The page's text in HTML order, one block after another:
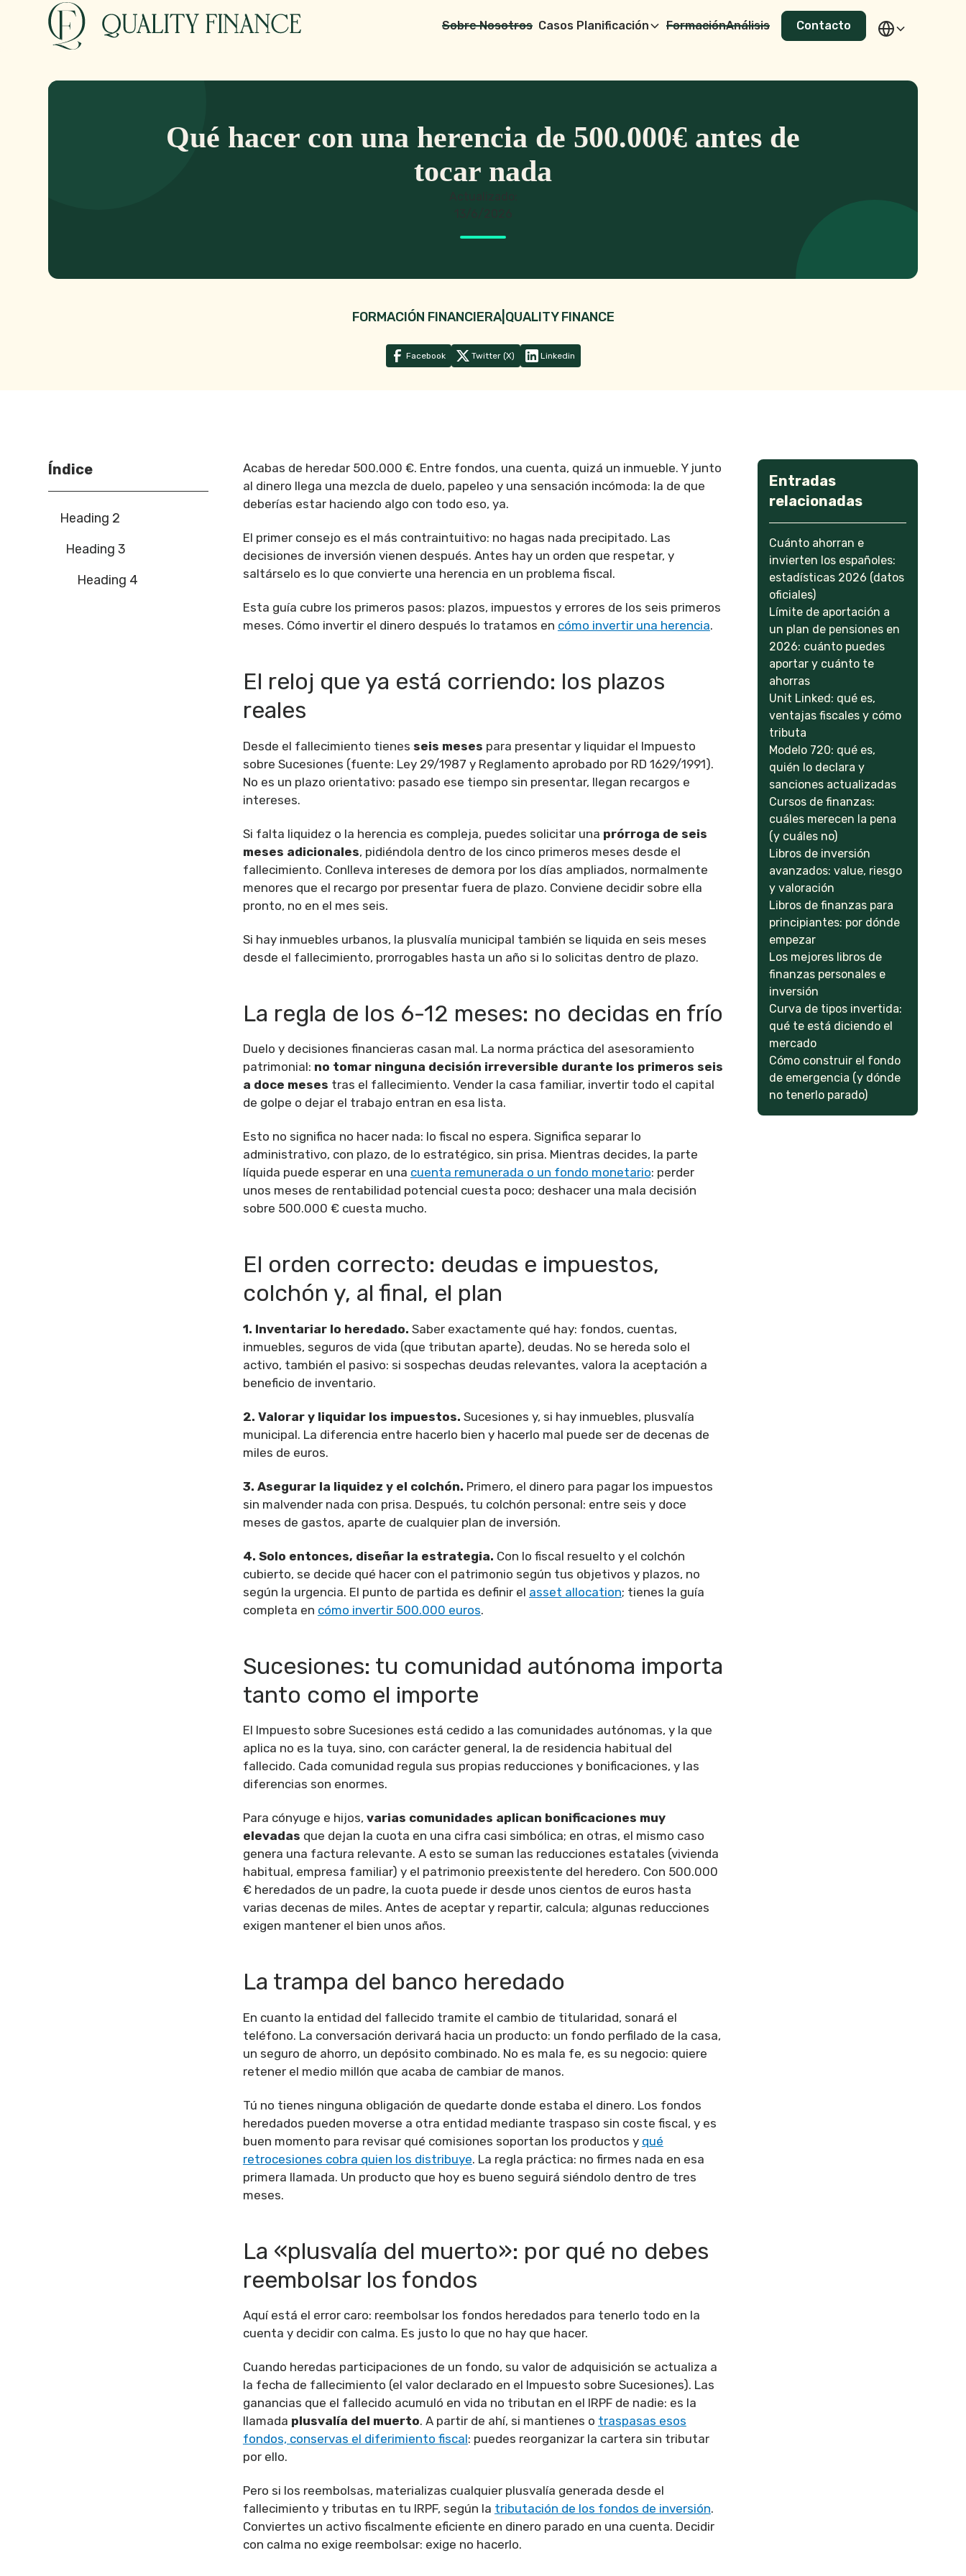
Sobre Nosotros Casos Planificación FormaciónAnálisis Contacto
Qué hacer con una herencia de 500.000€ antes de
tocar nada
Actualizado:
13/6/2026
FORMACIÓN FINANCIERA| QUALITY FINANCE
Facebook Twitter (X) Linkedin
Índice
Heading 2
Heading 3
Heading 4
Acabas de heredar 500.000 €. Entre fondos, una cuenta, quizá un inmueble. Y junto
al dinero llega una mezcla de duelo, papeleo y una sensación incómoda: la de que
deberías estar haciendo algo con todo eso, ya.
El primer consejo es el más contraintuitivo: no hagas nada precipitado. Las
decisiones de inversión vienen después. Antes hay un orden que respetar, y
saltárselo es lo que convierte una herencia en un problema fiscal.
Esta guía cubre los primeros pasos: plazos, impuestos y errores de los seis primeros
meses. Cómo invertir el dinero después lo tratamos en cómo invertir una herencia.
El reloj que ya está corriendo: los plazos
reales
Desde el fallecimiento tienes seis meses para presentar y liquidar el Impuesto
sobre Sucesiones (fuente: Ley 29/1987 y Reglamento aprobado por RD 1629/1991).
No es un plazo orientativo: pasado ese tiempo sin presentar, llegan recargos e
intereses.
Si falta liquidez o la herencia es compleja, puedes solicitar una prórroga de seis
meses adicionales, pidiéndola dentro de los cinco primeros meses desde el
fallecimiento. Conlleva intereses de demora por los días ampliados, normalmente
menores que el recargo por presentar fuera de plazo. Conviene decidir sobre ella
pronto, no en el mes seis.
Si hay inmuebles urbanos, la plusvalía municipal también se liquida en seis meses
desde el fallecimiento, prorrogables hasta un año si lo solicitas dentro de plazo.
La regla de los 6-12 meses: no decidas en frío
Duelo y decisiones financieras casan mal. La norma práctica del asesoramiento
patrimonial: no tomar ninguna decisión irreversible durante los primeros seis
a doce meses tras el fallecimiento. Vender la casa familiar, invertir todo el capital
de golpe o dejar el trabajo entran en esa lista.
Esto no significa no hacer nada: lo fiscal no espera. Significa separar lo
administrativo, con plazo, de lo estratégico, sin prisa. Mientras decides, la parte
líquida puede esperar en una cuenta remunerada o un fondo monetario: perder
unos meses de rentabilidad potencial cuesta poco; deshacer una mala decisión
sobre 500.000 € cuesta mucho.
El orden correcto: deudas e impuestos,
colchón y, al final, el plan
1. Inventariar lo heredado. Saber exactamente qué hay: fondos, cuentas,
inmuebles, seguros de vida (que tributan aparte), deudas. No se hereda solo el
activo, también el pasivo: si sospechas deudas relevantes, valora la aceptación a
beneficio de inventario.
2. Valorar y liquidar los impuestos. Sucesiones y, si hay inmuebles, plusvalía
municipal. La diferencia entre hacerlo bien y hacerlo mal puede ser de decenas de
miles de euros.
3. Asegurar la liquidez y el colchón. Primero, el dinero para pagar los impuestos
sin malvender nada con prisa. Después, tu colchón personal: entre seis y doce
meses de gastos, aparte de cualquier plan de inversión.
4. Solo entonces, diseñar la estrategia. Con lo fiscal resuelto y el colchón
cubierto, se decide qué hacer con el patrimonio según tus objetivos y plazos, no
según la urgencia. El punto de partida es definir el asset allocation; tienes la guía
completa en cómo invertir 500.000 euros.
Sucesiones: tu comunidad autónoma importa
tanto como el importe
El Impuesto sobre Sucesiones está cedido a las comunidades autónomas, y la que
aplica no es la tuya, sino, con carácter general, la de residencia habitual del
fallecido. Cada comunidad regula sus propias reducciones y bonificaciones, y las
diferencias son enormes.
Para cónyuge e hijos, varias comunidades aplican bonificaciones muy
elevadas que dejan la cuota en una cifra casi simbólica; en otras, el mismo caso
genera una factura relevante. A esto se suman las reducciones estatales (vivienda
habitual, empresa familiar) y el patrimonio preexistente del heredero. Con 500.000
€ heredados de un padre, la cuota puede ir desde unos cientos de euros hasta
varias decenas de miles. Antes de aceptar y repartir, calcula; algunas reducciones
exigen mantener el bien unos años.
La trampa del banco heredado
En cuanto la entidad del fallecido tramite el cambio de titularidad, sonará el
teléfono. La conversación derivará hacia un producto: un fondo perfilado de la casa,
un seguro de ahorro, un depósito combinado. No es mala fe, es su negocio: quiere
retener el medio millón que acaba de cambiar de manos.
Tú no tienes ninguna obligación de quedarte donde estaba el dinero. Los fondos
heredados pueden moverse a otra entidad mediante traspaso sin coste fiscal, y es
buen momento para revisar qué comisiones soportan los productos y qué
retrocesiones cobra quien los distribuye. La regla práctica: no firmes nada en esa
primera llamada. Un producto que hoy es bueno seguirá siéndolo dentro de tres
meses.
La «plusvalía del muerto»: por qué no debes
reembolsar los fondos
Aquí está el error caro: reembolsar los fondos heredados para tenerlo todo en la
cuenta y decidir con calma. Es justo lo que no hay que hacer.
Cuando heredas participaciones de un fondo, su valor de adquisición se actualiza a
la fecha de fallecimiento (el valor declarado en el Impuesto sobre Sucesiones). Las
ganancias que el fallecido acumuló en vida no tributan en el IRPF de nadie: es la
llamada plusvalía del muerto. A partir de ahí, si mantienes o traspasas esos
fondos, conservas el diferimiento fiscal: puedes reorganizar la cartera sin tributar
por ello.
Pero si los reembolsas, materializas cualquier plusvalía generada desde el
fallecimiento y tributas en tu IRPF, según la tributación de los fondos de inversión.
Conviertes un activo fiscalmente eficiente en dinero parado en una cuenta. Decidir
con calma no exige reembolsar: exige no hacerlo.
Entradas
relacionadas
Cuánto ahorran e
invierten los españoles:
estadísticas 2026 (datos
oficiales)
Límite de aportación a
un plan de pensiones en
2026: cuánto puedes
aportar y cuánto te
ahorras
Unit Linked: qué es,
ventajas fiscales y cómo
tributa
Modelo 720: qué es,
quién lo declara y
sanciones actualizadas
Cursos de finanzas:
cuáles merecen la pena
(y cuáles no)
Libros de inversión
avanzados: value, riesgo
y valoración
Libros de finanzas para
principiantes: por dónde
empezar
Los mejores libros de
finanzas personales e
inversión
Curva de tipos invertida:
qué te está diciendo el
mercado
Cómo construir el fondo
de emergencia (y dónde
no tenerlo parado)